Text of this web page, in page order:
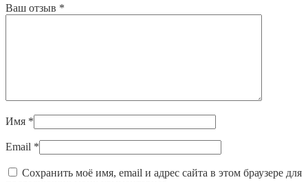
Ваш отзыв *
Имя *
Email *
Сохранить моё имя, email и адрес сайта в этом браузере для